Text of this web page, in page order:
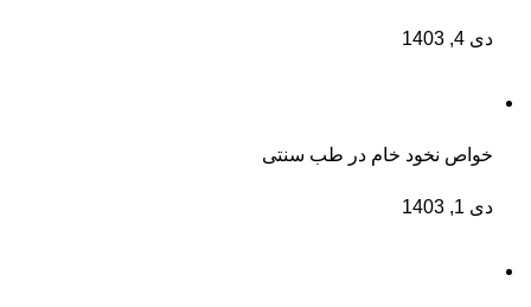
دی 4, 1403
خواص نخود خام در طب سنتی
دی 1, 1403